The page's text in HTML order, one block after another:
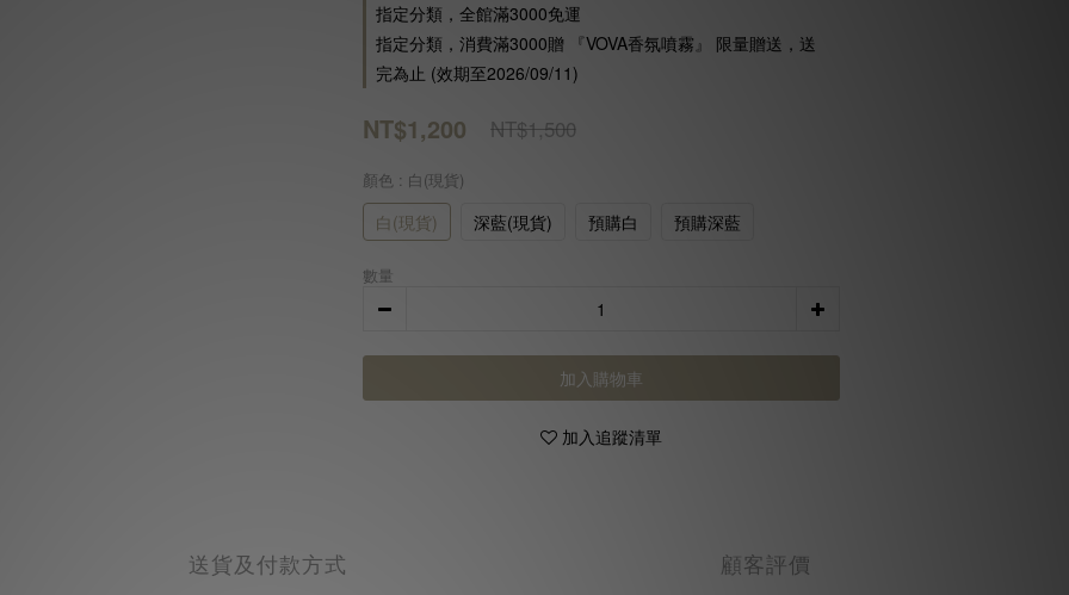
指定分類，全館滿3000免運
指定分類，消費滿3000贈 『VOVA香氛噴霧』 限量贈送，送
完為止 (效期至2026/09/11)
NT$1,200 NT$1,500
顏色 : 白(現貨)
白(現貨) 深藍(現貨) 預購白 預購深藍
數量
加入購物車
加入追蹤清單
送貨及付款方式 顧客評價